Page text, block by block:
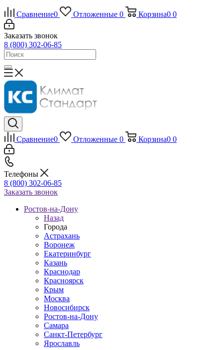
Сравнение0 Отложенные 0 Корзина0 0
Заказать звонок
8 (800) 302-06-85
Сравнение0 Отложенные 0 Корзина0 0
Телефоны
8 (800) 302-06-85
Заказать звонок
Ростов-на-Дону
Назад
Города
Астрахань
Воронеж
Екатеринбург
Казань
Краснодар
Красноярск
Крым
Москва
Новосибирск
Ростов-на-Дону
Самара
Санкт-Петербург
Ярославль